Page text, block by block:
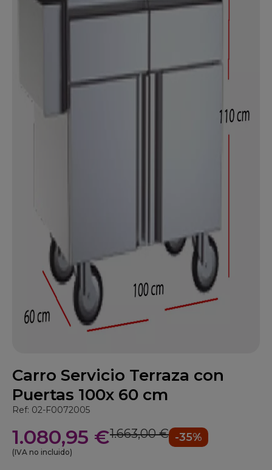
Carro Servicio Terraza con
Puertas 100x 60 cm
Ref: 02-F0072005
1.080,95 €1.663,00 € -35%
(IVA no incluido)